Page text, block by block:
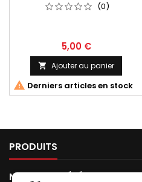
(0)
5,00 €
 Ajouter au panier
 Derniers articles en stock
PRODUITS
NOTRE SOCIÉTÉ